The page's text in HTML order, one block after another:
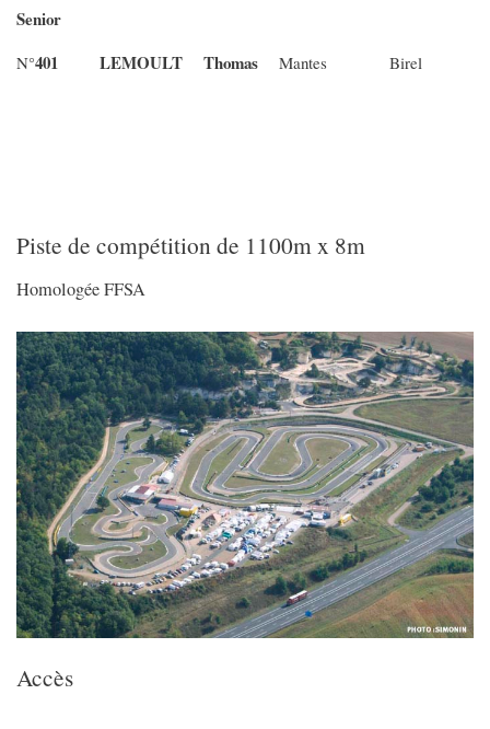
Senior
N°401 LEMOULT Thomas Mantes Birel
Piste de compétition de 1100m x 8m
Homologée FFSA
Accès